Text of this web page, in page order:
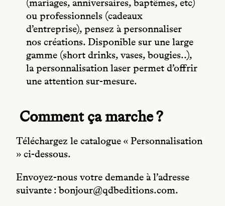
(mariages, anniversaires, baptêmes, etc)
ou professionnels (cadeaux
d’entreprise), pensez à personnaliser
nos créations. Disponible sur une large
gamme (short drinks, vases, bougies..),
la personnalisation laser permet d’offrir
une attention sur-mesure.
Comment ça marche ?
Téléchargez le catalogue « Personnalisation
» ci-dessous.
Envoyez-nous votre demande à l’adresse
suivante : bonjour@qdbeditions.com.